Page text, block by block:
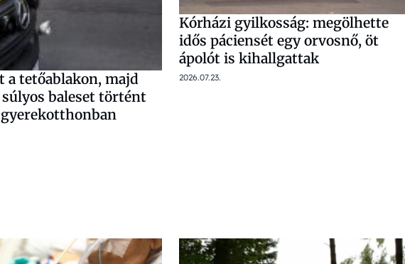
a tetőablakon, majd
baleset történt
Kórházi gyilkosság: megölhette
idős páciensét egy orvosnő, öt
ápolót is kihallgattak
2026.07.23.